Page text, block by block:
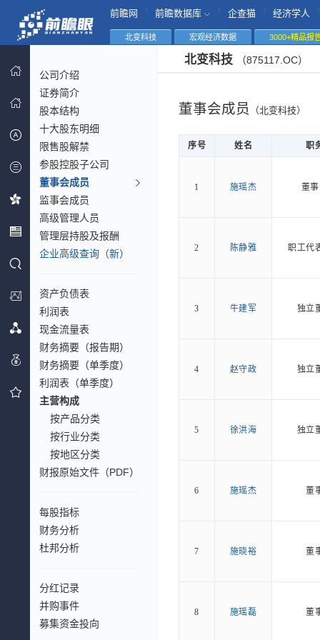
前瞻网 前瞻数据库 企查猫 经济学人
北变科技 宏观经济数据 3000+精品报
公司介绍
证券简介
股本结构
十大股东明细
限售股解禁
参股控股子公司
董事会成员
监事会成员
高级管理人员
管理层持股及报酬
企业高级查询（新）
资产负债表
利润表
现金流量表
财务摘要（报告期）
财务摘要（单季度）
利润表（单季度）
主营构成
按产品分类
按行业分类
按地区分类
财报原始文件（PDF）
每股指标
财务分析
杜邦分析
分红记录
并购事件
募集资金投向
北变科技 （875117.OC）
董事会成员 （北变科技）
序号 姓名 职
1 施瑶杰 董
2 陈静雅 职工代
3 牛建军 独立
4 赵守政 独立
5 徐洪海 独立
6 施瑶杰 董
7 施晓裕 董
8 施瑶磊 董